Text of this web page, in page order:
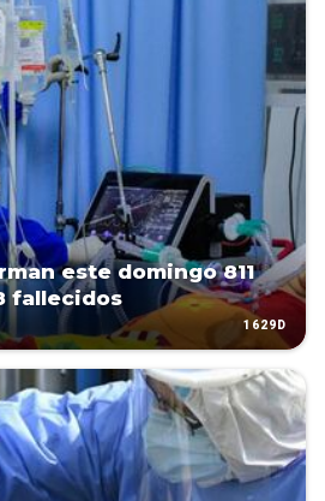
este domingo 811
fallecidos
1629D